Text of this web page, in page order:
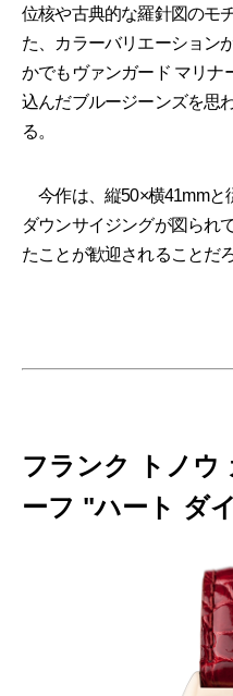
位核や古典的な羅針図のモ
た、カラーバリエーション
かでもヴァンガード マリナ
込んだブルージーンズを思
る。
今作は、縦50×横41mmと
ダウンサイジングが図られ
たことが歓迎されることだろ
フランク トノウ
ーフ "ハート ダ